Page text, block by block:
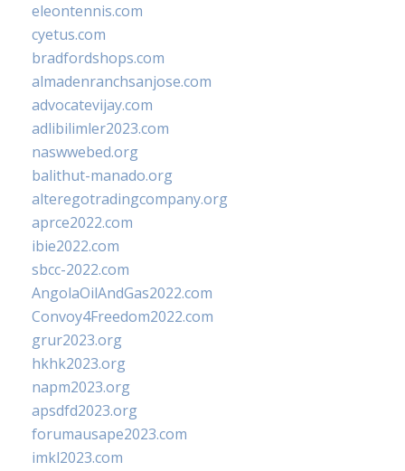
eleontennis.com
cyetus.com
bradfordshops.com
almadenranchsanjose.com
advocatevijay.com
adlibilimler2023.com
naswwebed.org
balithut-manado.org
alteregotradingcompany.org
aprce2022.com
ibie2022.com
sbcc-2022.com
AngolaOilAndGas2022.com
Convoy4Freedom2022.com
grur2023.org
hkhk2023.org
napm2023.org
apsdfd2023.org
forumausape2023.com
imkl2023.com